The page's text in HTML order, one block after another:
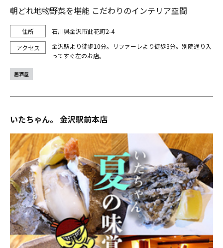
朝どれ地物野菜を堪能 こだわりのインテリア空間
石川県金沢市此花町2-4
金沢駅より徒歩10分。リファーレより徒歩3分。別院通り入
ってすぐ左のお店。
居酒屋
いたちゃん。 金沢駅前本店